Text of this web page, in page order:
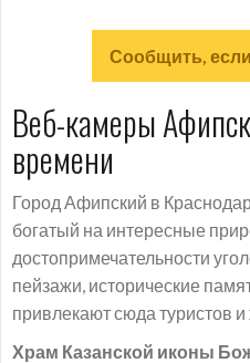
Сообщить,
Веб-камеры
времени
Город Афипский в
богатый на интересные
достопримечательности
пейзажи, исторические
привлекают сюда туристов
Храм Казанской иконы